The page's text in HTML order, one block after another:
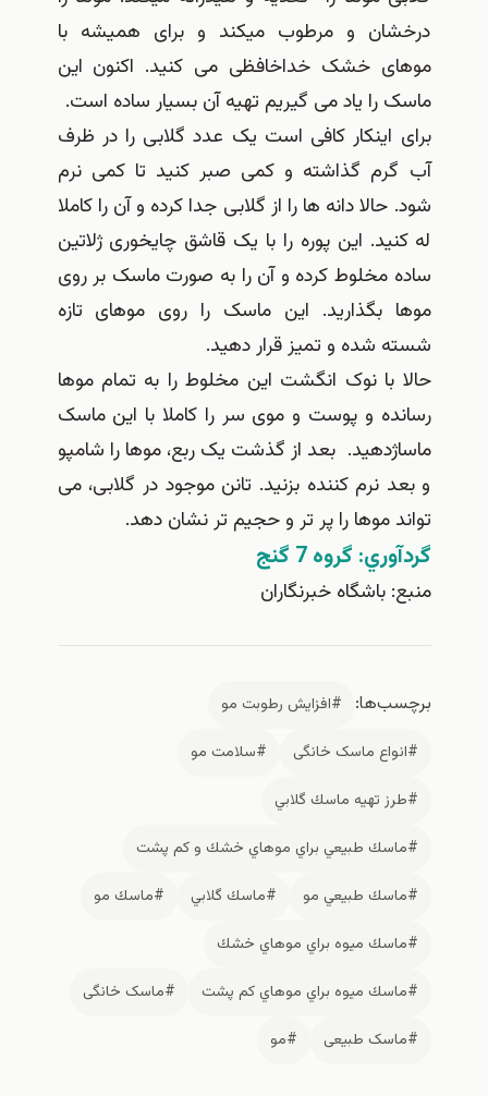
درخشان و مرطوب میکند و برای همیشه با
موهای خشک خداخافظی می کنید. اکنون این
ماسک را یاد می گیریم تهیه آن بسیار ساده است.
برای اینکار کافی است یک عدد گلابی را در ظرف
آب گرم گذاشته و کمی صبر کنید تا کمی نرم
شود. حالا دانه ها را از گلابی جدا کرده و آن را کاملا
له کنید. این پوره را با یک قاشق چایخوری ژلاتین
ساده مخلوط کرده و آن را به صورت ماسک بر روی
موها بگذارید. این ماسک را روی موهای تازه
شسته شده و تمیز قرار دهید.
حالا با نوک انگشت این مخلوط را به تمام موها
رسانده و پوست و موی سر را کاملا با این ماسک
ماساژدهید. بعد از گذشت یک ربع، موها را شامپو
و بعد نرم کننده بزنید. تانن موجود در گلابی، می
تواند موها را پر تر و حجیم تر نشان دهد.
گردآوري: گروه 7 گنج
منبع: باشگاه خبرنگاران
برچسب‌ها:
#افزايش رطوبت مو
#انواع ماسک خانگی
#سلامت مو
#طرز تهيه ماسك گلابي
#ماسك طبيعي براي موهاي خشك و كم پشت
#ماسك طبيعي مو
#ماسك گلابي
#ماسك مو
#ماسك ميوه براي موهاي خشك
#ماسك ميوه براي موهاي كم پشت
#ماسک خانگی
#ماسک طبیعی
#مو